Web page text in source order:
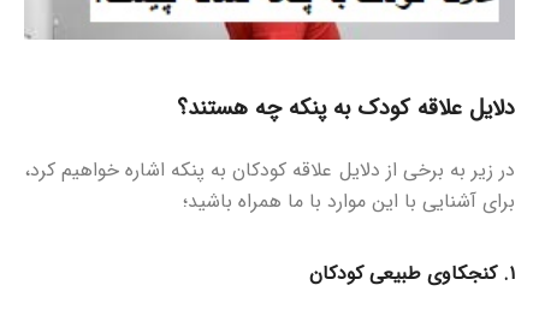
دلایل علاقه کودک به پنکه چه هستند؟
در زیر به برخی از دلایل علاقه کودکان به پنکه اشاره خواهیم کرد،
برای آشنایی با این موارد با ما همراه باشید؛
۱.کنجکاوی طبیعی کودکان